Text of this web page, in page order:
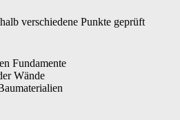
verschiedene Punkte geprüft
Fundamente
Wände